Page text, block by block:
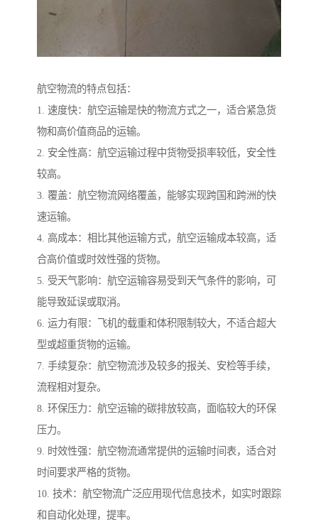
航空物流的特点包括：
1. 速度快：航空运输是快的物流方式之一，适合紧急货
物和高价值商品的运输。
2. 安全性高：航空运输过程中货物受损率较低，安全性
较高。
3. 覆盖：航空物流网络覆盖，能够实现跨国和跨洲的快
速运输。
4. 高成本：相比其他运输方式，航空运输成本较高，适
合高价值或时效性强的货物。
5. 受天气影响：航空运输容易受到天气条件的影响，可
能导致延误或取消。
6. 运力有限：飞机的载重和体积限制较大，不适合超大
型或超重货物的运输。
7. 手续复杂：航空物流涉及较多的报关、安检等手续，
流程相对复杂。
8. 环保压力：航空运输的碳排放较高，面临较大的环保
压力。
9. 时效性强：航空物流通常提供的运输时间表，适合对
时间要求严格的货物。
10. 技术：航空物流广泛应用现代信息技术，如实时跟踪
和自动化处理，提率。